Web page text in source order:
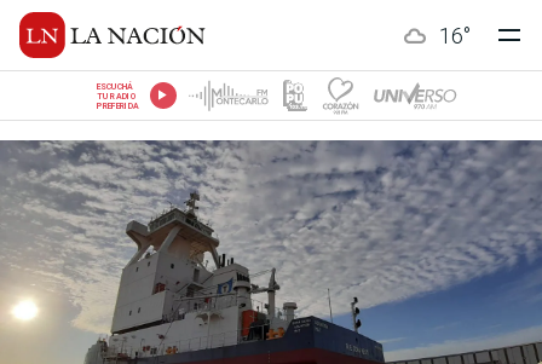
16°
ESCUCHÁ
TU RADIO
PREFERIDA